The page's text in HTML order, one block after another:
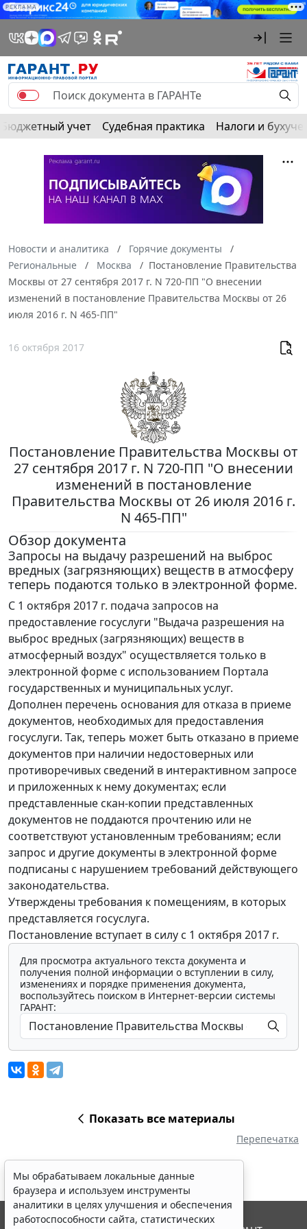
РЕКЛАМА
Бюджетный учет Судебная практика Налоги и
Новости и аналитика
Горячие документы
Региональные
Москва
Постановление Правительства
Москвы от 27 сентября 2017 г. N 720-ПП "О внесении
изменений в постановление Правительства Москвы от 26
июля 2016 г. N 465-ПП"
16 октября 2017
Постановление Правительства Москвы от
27 сентября 2017 г. N 720-ПП "О внесении
изменений в постановление
Правительства Москвы от 26 июля 2016 г.
N 465-ПП"
Обзор документа
Запросы на выдачу разрешений на выброс
вредных (загрязняющих) веществ в атмосферу
теперь подаются только в электронной форме.
С 1 октября 2017 г. подача запросов на
предоставление госуслуги "Выдача разрешения на
выброс вредных (загрязняющих) веществ в
атмосферный воздух" осуществляется только в
электронной форме с использованием Портала
государственных и муниципальных услуг.
Дополнен перечень основания для отказа в приеме
документов, необходимых для предоставления
госуслуги. Так, теперь может быть отказано в приеме
документов при наличии недостоверных или
противоречивых сведений в интерактивном запросе
и приложенных к нему документах; если
представленные скан-копии представленных
документов не поддаются прочтению или не
соответствуют установленным требованиям; если
запрос и другие документы в электронной форме
подписаны с нарушением требований действующего
законодательства.
Утверждены требования к помещениям, в которых
представляется госуслуга.
Постановление вступает в силу с 1 октября 2017 г.
Для просмотра актуального текста документа и
получения полной информации о вступлении в силу,
изменениях и порядке применения документа,
воспользуйтесь поиском в Интернет-версии системы
ГАРАНТ:
Показать все материалы
Перепечатка
Мы обрабатываем локальные данные
браузера и используем инструменты
аналитики в целях улучшения и обеспечения
работоспособности сайта, статистических